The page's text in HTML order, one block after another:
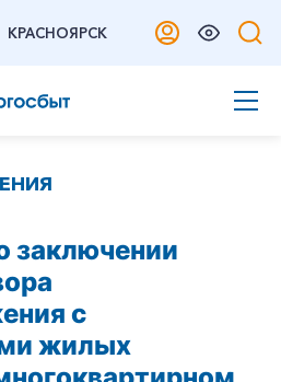
КРАСНОЯРСК
заключении
с
жилых